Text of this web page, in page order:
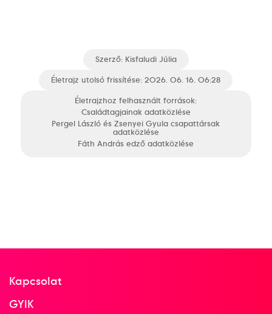
Szerző: Kisfaludi Júlia
Életrajz utolsó frissítése: 2026. 06. 16. 06:28
Életrajzhoz felhasznált források:
Családtagjainak adatközlése
Pergel László és Zsenyei Gyula csapattársak
adatközlése
Fáth András edző adatközlése
Kapcsolat
GYIK